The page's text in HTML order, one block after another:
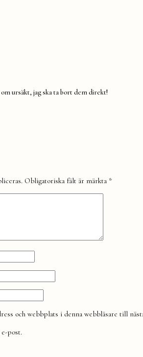
ursäkt, jag ska ta bort dem direkt!
Obligatoriska fält är märkta *
och webbplats i denna webbläsare till
post.